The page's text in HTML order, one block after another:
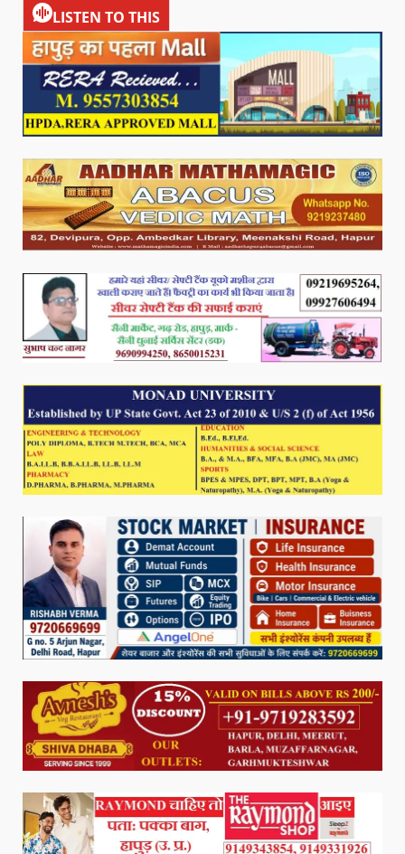
LISTEN TO THIS